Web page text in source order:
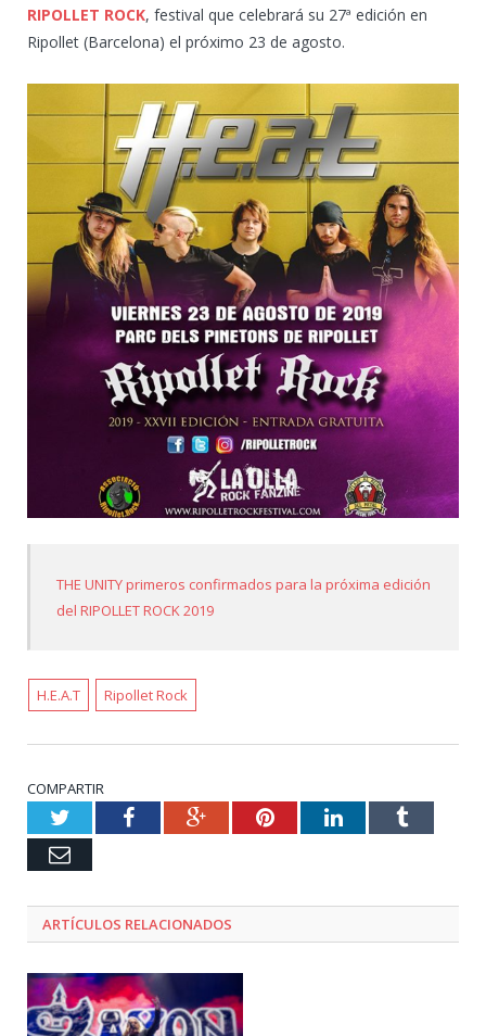
RIPOLLET ROCK, festival que celebrará su 27ª edición en
Ripollet (Barcelona) el próximo 23 de agosto.
THE UNITY primeros confirmados para la próxima edición
del RIPOLLET ROCK 2019
H.E.A.T Ripollet Rock
COMPARTIR
TwitterFacebookGoogle+PinterestLinkedInTumblr
Email
ARTÍCULOS RELACIONADOS